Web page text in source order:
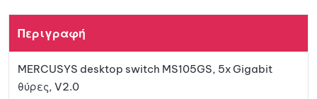
αγαπη
Περιγραφή
MERCUSYS desktop switch MS105GS, 5x Gigabit
θύρες, V2.0